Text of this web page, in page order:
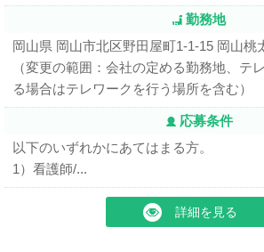
勤務地
岡山県 岡山市北区野田屋町1-1-15 岡山
（変更の範囲：会社の定める勤務地、テ
る場合はテレワークを行う場所を含む）
応募条件
以下のいずれかにあてはまる方。
1）看護師/...
詳細を見る